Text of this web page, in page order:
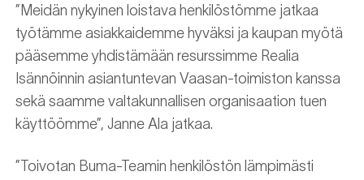
”Meidän nykyinen loistava henkilöstömme jatkaa
työtämme asiakkaidemme hyväksi ja kaupan myötä
pääsemme yhdistämään resurssimme Realia
Isännöinnin asiantuntevan Vaasan-toimiston kanssa
sekä saamme valtakunnallisen organisaation tuen
käyttöömme”, Janne Ala jatkaa.
”Toivotan Buma-Teamin henkilöstön lämpimästi